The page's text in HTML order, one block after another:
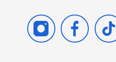
INSTAGRAMFACEBOOK